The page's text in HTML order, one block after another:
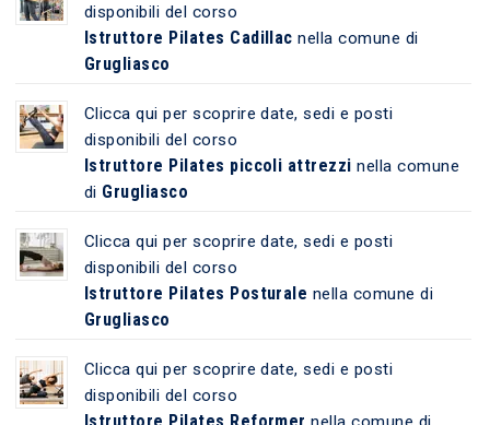
disponibili del corso
Istruttore Pilates Cadillac nella comune di
Grugliasco
Clicca qui per scoprire date, sedi e posti
disponibili del corso
Istruttore Pilates piccoli attrezzi nella comune
di Grugliasco
Clicca qui per scoprire date, sedi e posti
disponibili del corso
Istruttore Pilates Posturale nella comune di
Grugliasco
Clicca qui per scoprire date, sedi e posti
disponibili del corso